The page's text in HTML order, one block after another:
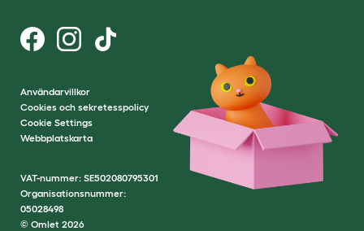
Användarvillkor
Cookies och sekretesspolicy
Cookie Settings
Webbplatskarta
VAT-nummer: SE502080795301
Organisationsnummer:
05028498
© Omlet 2026